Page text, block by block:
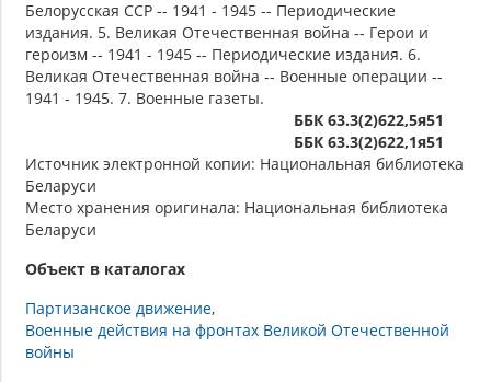
Белорусская ССР -- 1941 - 1945 -- Периодические
издания. 5. Великая Отечественная война -- Герои и
героизм -- 1941 - 1945 -- Периодические издания. 6.
Великая Отечественная война -- Военные операции --
1941 - 1945. 7. Военные газеты.
ББК 63.3(2)622,5я51
ББК 63.3(2)622,1я51
Источник электронной копии: Национальная библиотека
Беларуси
Место хранения оригинала: Национальная библиотека
Беларуси
Объект в каталогах
Партизанское движение
Военные действия на фронтах Великой Отечественной
войны